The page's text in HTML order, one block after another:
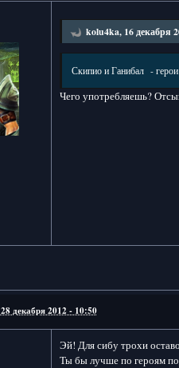
kolu4ka, 16 декабря
Скипио и Ганибал - герои
Чего употребляешь?
28 декабря 2012 - 10:50
Эй! Для сибу трохи
Ты бы лучше по героям